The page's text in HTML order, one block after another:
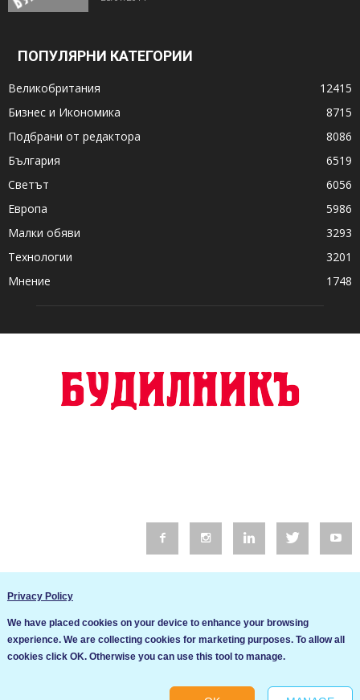
ПОПУЛЯРНИ КАТЕГОРИИ
Великобритания
12415
Бизнес и Икономика
8715
Подбрани от редактора
8086
България
6519
Светът
6056
Европа
5986
Малки обяви
3293
Технологии
3201
Мнение
1748
Общи условия
Privacy Policy
We have placed cookies on your device to enhance your browsing
experience. We are collecting cookies for marketing purposes. To allow all
cookies click OK. Otherwise you can use this tool to manage.
Ние използваме бисквитки за да подобрим услугите си. Ако
продължите да посещавате този сайт, ние приемаме, че се